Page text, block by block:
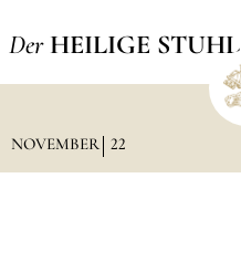
Der HEILIGE STUHL
NOVEMBER 22